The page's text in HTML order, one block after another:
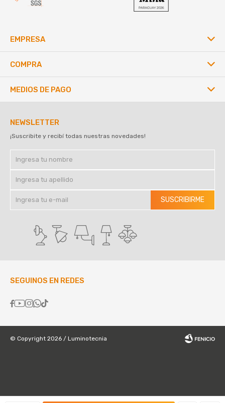
EMPRESA
COMPRA
NEWSLETTER
¡Suscribite y recibí todas nuestras novedades!
SUSCRIBIRME
SEGUINOS EN REDES

MEDIOS DE PAGO
© Copyright 2026 / Luminotecnia